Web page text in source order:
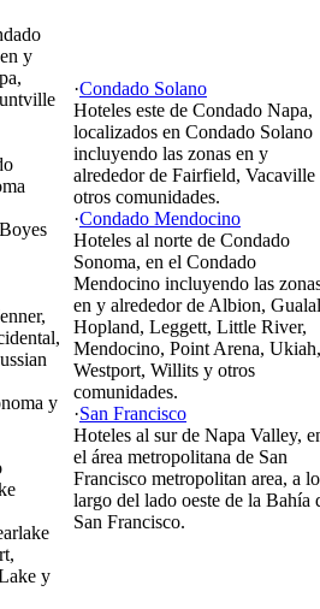
y
y
y
·Condado Solano
Hoteles este de Condado Napa,
localizados en Condado Solano
incluyendo las zonas en y
alrededor de Fairfield, Vacaville
otros comunidades.
·Condado Mendocino
Hoteles al norte de Condado
Sonoma, en el Condado
Mendocino incluyendo las
en y alrededor de Albion,
Hopland, Leggett, Little River,
Mendocino, Point Arena, Ukiah,
Westport, Willits y otros
comunidades.
·San Francisco
Hoteles al sur de Napa Valley,
el área metropolitana de San
Francisco metropolitan area, a lo
largo del lado oeste de la Bahía
San Francisco.